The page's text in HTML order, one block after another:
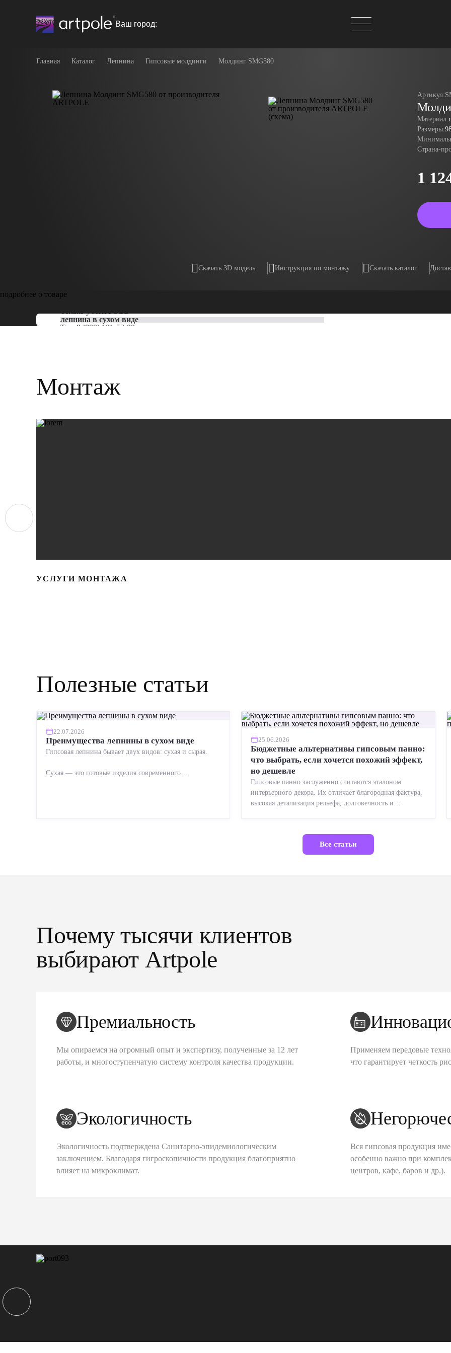
Ваш город:
Главная Каталог Лепнина Гипсовые молдинги Молдинг SMG580
Артикул:
Материал:
Размеры:
Страна-
1
Скачать 3D модель Инструкция по монтажу Скачать каталог
подробнее о товаре
Только уARTPOLE
лепнина в сухом виде
Тел: 8 (800) 101-53-00
Монтаж
УСЛУГИ МОНТАЖА
Полезные статьи
22.07.2026
Преимущества лепнины в сухом виде
Гипсовая лепнина бывает двух видов: сухая и сырая.
Сухая — это готовые изделия современного
25.06.2026
Бюджетные альтернативы гипсовым панно:
что выбрать, если хочется похожий эффект,
но дешевле
Гипсовые панно заслуженно считаются эталоном
интерьерного декора. Их отличает благородная фактура,
высокая детализация рельефа, долговечность и
Все статьи
Почему тысячи клиентов
выбирают Artpole
Премиальность
Мы опираемся на огромный опыт и экспертизу, полученные за 12 лет
работы, и многоступенчатую систему контроля качества продукции.
Применяем передовые
что гарантирует четкость
Экологичность
Экологичность подтверждена Санитарно-эпидемиологическим
заключением. Благодаря гигроскопичности продукция благоприятно
влияет на микроклимат.
Вся гипсовая продукция
особенно важно при
центров, кафе, баров и др.).